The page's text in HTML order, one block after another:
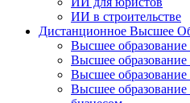
ИИ в строительстве
Дистанционное Высшее
Высшее
Высшее
Высшее образование
Высшее